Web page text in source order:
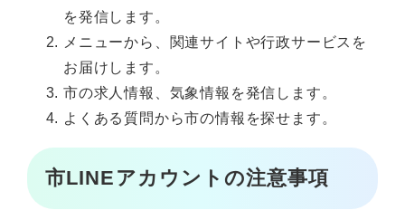
を発信します。
メニューから、関連サイトや行政サービスを
お届けします。
市の求人情報、気象情報を発信します。
よくある質問から市の情報を探せます。
市LINEアカウントの注意事項